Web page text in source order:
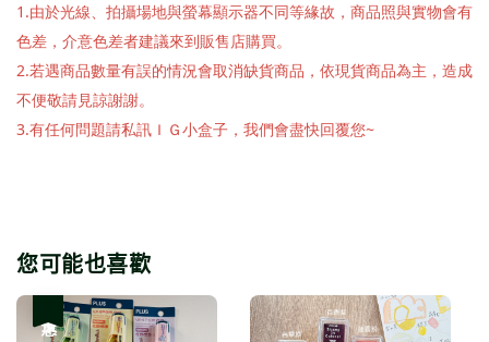
1.由於光線、拍攝場地與螢幕顯示器不同等緣故，商品照與實物會有
色差，介意色差者建議來到販售店購買。
2.若遇商品數量有誤的情況會取消缺貨商品，依現貨商品為主，造成
不便敬請見諒謝謝。
3.有任何問題請私訊ＩＧ小盒子，我們會盡快回覆您~
您可能也喜歡